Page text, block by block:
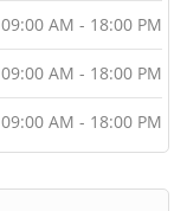
09:00 AM - 18:00 PM
09:00 AM - 18:00 PM
09:00 AM - 18:00 PM